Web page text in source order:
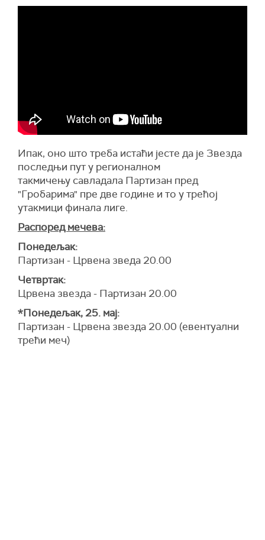
Ипак, оно што треба истаћи јесте да је Звезда
последњи пут у регионалном
такмичењу савладала Партизан пред
"Гробарима" пре две године и то у трећој
утакмици финала лиге.
Распоред мечева:
Понедељак:
Партизан - Црвена зведа 20.00
Четвртак:
Црвена звезда - Партизан 20.00
*Понедељак, 25. мај:
Партизан - Црвена звезда 20.00 (евентуални
трећи меч)